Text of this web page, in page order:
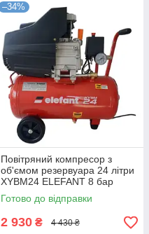
–34%
Повітряний компресор з
об'ємом резервуара 24 літри
XYBM24 ELEFANT 8 бар
компресор повітряний
масляний 24л
Готово до відправки
2 930 ₴ 4 430 ₴